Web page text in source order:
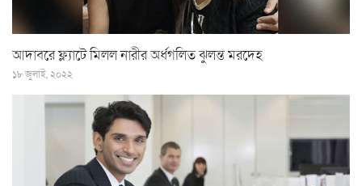
আদাবরে ফ্ল্যাটে মিলল নারীর অর্ধগলিত ঝুলন্ত মরদেহ
১৮ জুলাই, ২০২২